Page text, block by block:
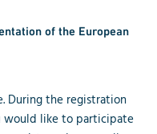
of the European
During the registration
would like to participate